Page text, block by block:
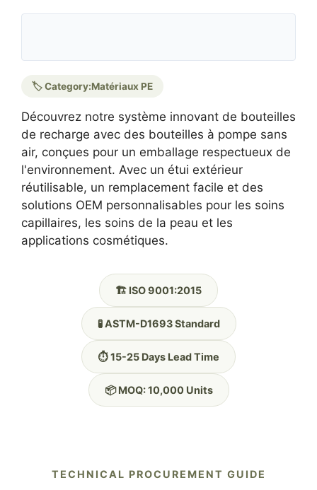
🏷️ Category:Matériaux PE
Découvrez notre système innovant de bouteilles
de recharge avec des bouteilles à pompe sans
air, conçues pour un emballage respectueux de
l'environnement. Avec un étui extérieur
réutilisable, un remplacement facile et des
solutions OEM personnalisables pour les soins
capillaires, les soins de la peau et les
applications cosmétiques.
🏗️ ISO 9001:2015
🧪 ASTM-D1693 Standard
⏱️ 15-25 Days Lead Time
📦 MOQ: 10,000 Units
TECHNICAL PROCUREMENT GUIDE